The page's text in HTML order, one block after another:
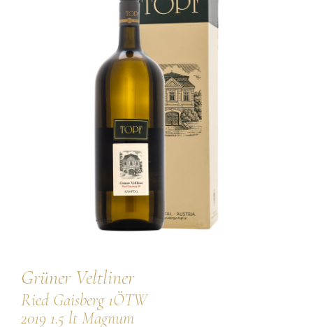
Persönlichkeiten
Weine
Guts- und Gebietsweine
Ortsweine
Lagenweine
Erste Lagen
Schaumweine
Säfte & Spirituosen
Service
Grüner Veltliner
Ried Gaisberg 1ÖTW
2019 1.5 lt Magnum